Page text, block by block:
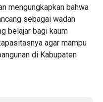
mengungkapkan bahwa
sebagai wadah
belajar bagi kaum
agar mampu
di Kabupaten